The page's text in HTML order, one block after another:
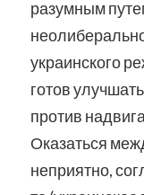
разумным
украинского
готов
против
Оказаться
неприятно,